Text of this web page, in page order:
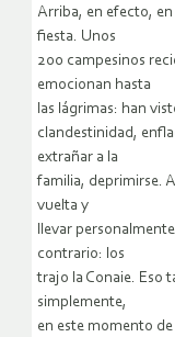
Arriba, en efecto,
fiesta. Unos
200 campesinos
emocionan hasta
las lágrimas: han
clandestinidad,
extrañar a la
familia, deprimirse.
vuelta y
llevar
contrario: los
trajo la Conaie. Eso
simplemente,
en este momento